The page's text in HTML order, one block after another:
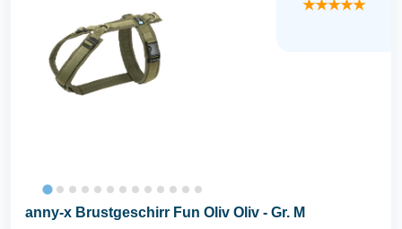
★★★★★
anny-x Brustgeschirr Fun Oliv Oliv - Gr. M